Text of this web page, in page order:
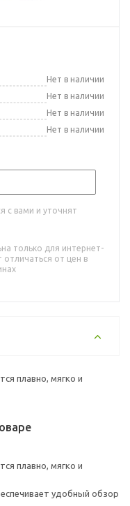
Нет в наличии
Нет в наличии
Нет в наличии
Нет в наличии
с вами и уточнят
только для интернет-
от цен в
плавно, мягко и
плавно, мягко и
удобный обзор